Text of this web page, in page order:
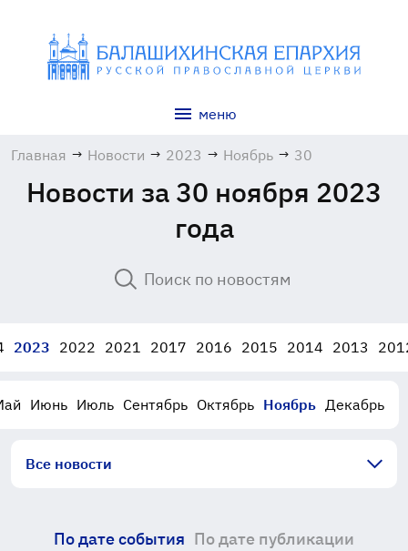
меню
Главная → Новости → 2023 → Ноябрь → 30
Новости за 30 ноября 2023
года
2023 2022 2021 2017 2016 2015 2014 2013
Июнь Июль Сентябрь Октябрь Ноябрь Декабрь
Все новости
По дате события По дате публикации